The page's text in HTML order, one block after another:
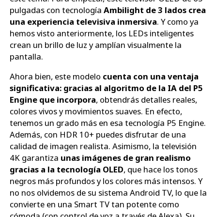
pulgadas con tecnología Ambilight de 3 lados crea
una experiencia televisiva inmersiva. Y como ya
hemos visto anteriormente, los LEDs inteligentes
crean un brillo de luz y amplían visualmente la
pantalla.
Ahora bien, este modelo cuenta con una ventaja
significativa: gracias al algoritmo de la IA del P5
Engine que incorpora, obtendrás detalles reales,
colores vivos y movimientos suaves. En efecto,
tenemos un grado más en esa tecnología P5 Engine.
Además, con HDR 10+ puedes disfrutar de una
calidad de imagen realista. Asimismo, la televisión
4K garantiza unas imágenes de gran realismo
gracias a la tecnología OLED, que hace los tonos
negros más profundos y los colores más intensos. Y
no nos olvidemos de su sistema Android TV, lo que la
convierte en una Smart TV tan potente como